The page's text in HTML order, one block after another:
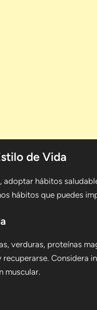
de Vida
hábitos
hábitos que puedes
verduras, proteínas
Considera
muscular.